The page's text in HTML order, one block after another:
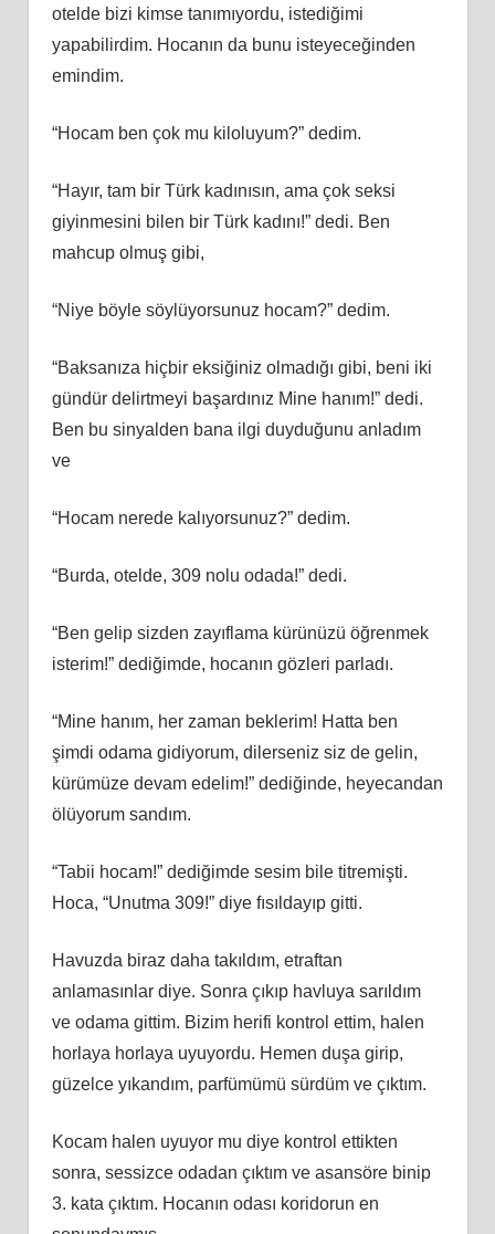
otelde bizi kimse tanımıyordu, istediğimi
yapabilirdim. Hocanın da bunu isteyeceğinden
emindim.
“Hocam ben çok mu kiloluyum?” dedim.
“Hayır, tam bir Türk kadınısın, ama çok seksi
giyinmesini bilen bir Türk kadını!” dedi. Ben
mahcup olmuş gibi,
“Niye böyle söylüyorsunuz hocam?” dedim.
“Baksanıza hiçbir eksiğiniz olmadığı gibi, beni iki
gündür delirtmeyi başardınız Mine hanım!” dedi.
Ben bu sinyalden bana ilgi duyduğunu anladım
ve
“Hocam nerede kalıyorsunuz?” dedim.
“Burda, otelde, 309 nolu odada!” dedi.
“Ben gelip sizden zayıflama kürünüzü öğrenmek
isterim!” dediğimde, hocanın gözleri parladı.
“Mine hanım, her zaman beklerim! Hatta ben
şimdi odama gidiyorum, dilerseniz siz de gelin,
kürümüze devam edelim!” dediğinde, heyecandan
ölüyorum sandım.
“Tabii hocam!” dediğimde sesim bile titremişti.
Hoca, “Unutma 309!” diye fısıldayıp gitti.
Havuzda biraz daha takıldım, etraftan
anlamasınlar diye. Sonra çıkıp havluya sarıldım
ve odama gittim. Bizim herifi kontrol ettim, halen
horlaya horlaya uyuyordu. Hemen duşa girip,
güzelce yıkandım, parfümümü sürdüm ve çıktım.
Kocam halen uyuyor mu diye kontrol ettikten
sonra, sessizce odadan çıktım ve asansöre binip
3. kata çıktım. Hocanın odası koridorun en